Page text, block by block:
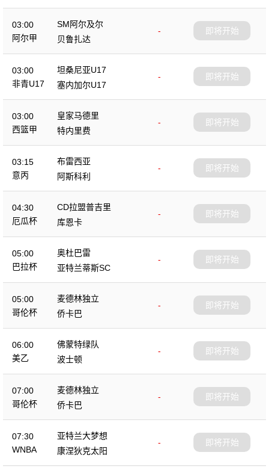
03:00
阿尔甲
SM阿尔及尔
-
贝鲁扎达
即将开始
03:00
非青U17
坦桑尼亚U17
-
塞内加尔U17
即将开始
03:00
西篮甲
皇家马德里
-
特内里费
即将开始
03:15
意丙
布雷西亚
-
阿斯科利
即将开始
04:30
厄瓜杯
CD拉盟普吉里
-
库恩卡
即将开始
05:00
巴拉杯
奥杜巴雷
-
亚特兰蒂斯SC
即将开始
05:00
哥伦杯
麦德林独立
-
侨卡巴
即将开始
06:00
美乙
佛蒙特绿队
-
波士顿
即将开始
07:00
哥伦杯
麦德林独立
-
侨卡巴
即将开始
07:30
WNBA
亚特兰大梦想
-
康涅狄克太阳
即将开始